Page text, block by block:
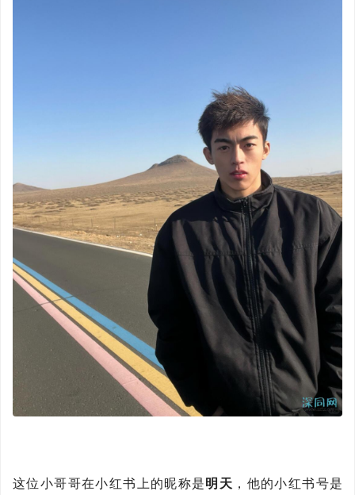
这位小哥哥在小红书上的昵称是明天 ，他的小红书号是